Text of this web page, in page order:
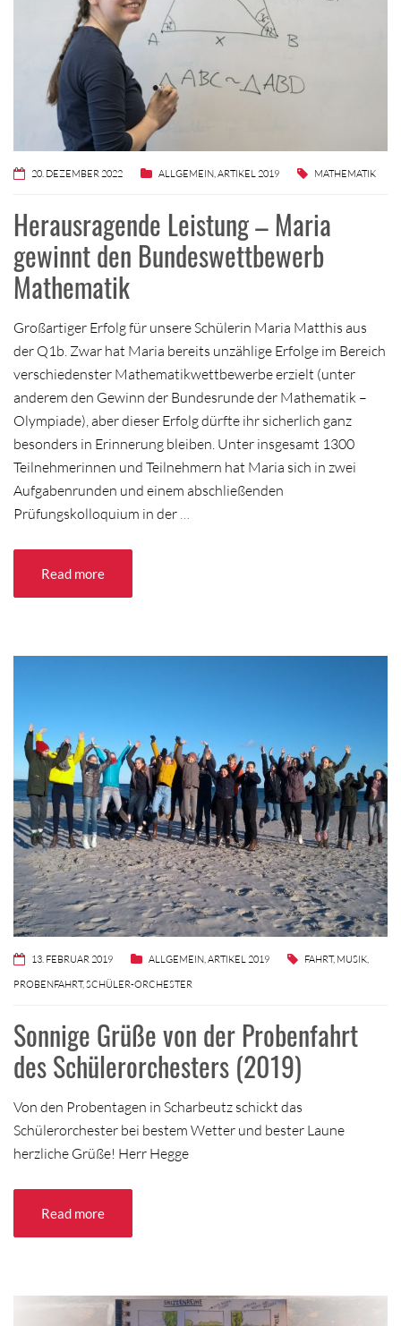
20. DEZEMBER 2022 ALLGEMEIN,ARTIKEL 2019 MATHEMATIK
Herausragende Leistung – Maria
gewinnt den Bundeswettbewerb
Mathematik
Großartiger Erfolg für unsere Schülerin Maria Matthis aus
der Q1b. Zwar hat Maria bereits unzählige Erfolge im Bereich
verschiedenster Mathematikwettbewerbe erzielt (unter
anderem den Gewinn der Bundesrunde der Mathematik –
Olympiade), aber dieser Erfolg dürfte ihr sicherlich ganz
besonders in Erinnerung bleiben. Unter insgesamt 1300
Teilnehmerinnen und Teilnehmern hat Maria sich in zwei
Aufgabenrunden und einem abschließenden
Prüfungskolloquium in der …
Read more
13. FEBRUAR 2019 ALLGEMEIN ARTIKEL 2019 FAHRT, MUSIK
PROBENFAHRT,SCHÜLER-ORCHESTER
Sonnige Grüße von der Probenfahrt
des Schülerorchesters (2019)
Von den Probentagen in Scharbeutz schickt das
Schülerorchester bei bestem Wetter und bester Laune
herzliche Grüße! Herr Hegge
Read more